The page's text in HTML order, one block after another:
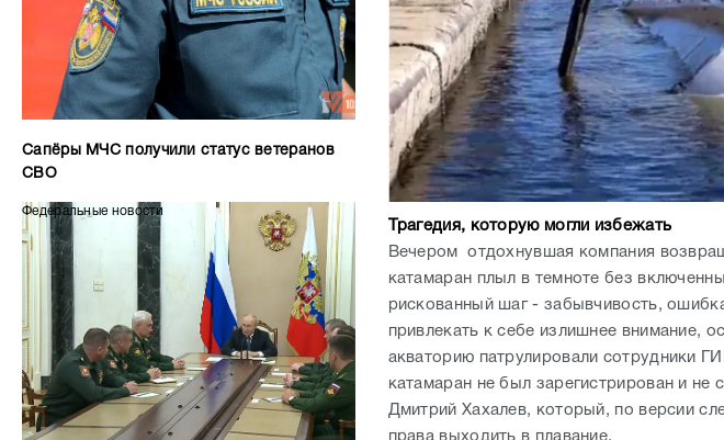
Сапёры МЧС получили статус ветеранов
Федеральные новости
Владимир Путин объявил о кадровых и
структурных изменениях в Минобороны
Трагедия, которую могли избежать
Вечером отдохнувшая компания
катамаран плыл в темноте без
рискованный шаг - забывчивость,
привлекать к себе излишнее внимание,
акваторию патрулировали сотрудники
катамаран не был зарегистрирован и не
Дмитрий Хахалев, который, по версии
права выходить в плавание.
Около 22:00 судно-“невидимка”
случилось напротив грузового порта в
судоводители слишком поздно
не смогли. Удар был настолько